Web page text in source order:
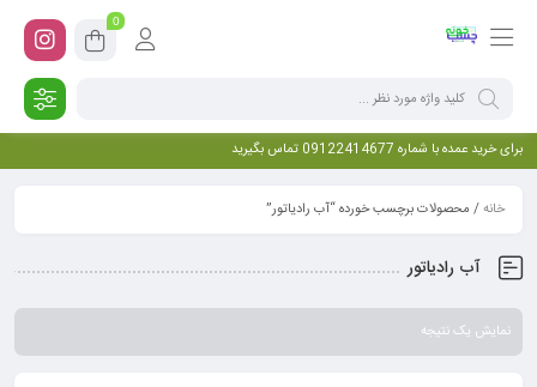
0
برای خرید عمده با شماره 09122414677 تماس بگیرید
خانه/ محصولات برچسب خورده “آب رادیاتور”
آب رادیاتور
نمایش یک نتیجه